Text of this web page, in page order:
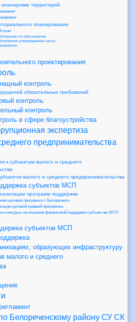
территорий
планирования
план
по обоснованию
(утверждаемая часть)
проектирования
контроль
обязательных требований
контроль
контроль
в сфере благоустройства
экспертиза
предпринимательства
к субъектам малого и среднего
малого и среднего предпринимательства
субъектов МСП
программ поддержки
целевая программа г. Белореченск
целевой краевой программы
конкурсы на оказание финансовой поддержки субъектам МСП
субъектов МСП
образующих инфраструктуру
малого и среднего
Белореченскому району СУ СК